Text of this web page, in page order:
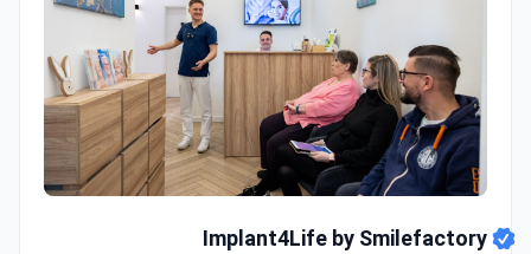
Implant4Life by Smilefactory